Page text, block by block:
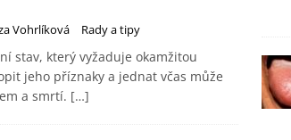
Vohrlíková Rady a tipy
stav, který vyžaduje okamžitou
jeho příznaky a jednat včas může
a smrtí. […]